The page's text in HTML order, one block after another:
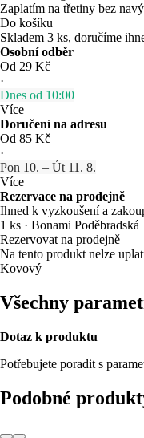
Zaplatím na třetiny bez
Do košíku
Skladem 3 ks, doručíme
Osobní odběr
Od 29 Kč
·
Dnes od 10:00
Více
Doručení na adresu
Od 85 Kč
·
Pon 10. – Út 11. 8.
Více
Rezervace na prodejně
Ihned k vyzkoušení a
1 ks · Bonami Poděbradská
Rezervovat na prodejně
Na tento produkt nelze
Kovový
Všechny
Dotaz k produktu
Potřebujete poradit s
Podobné